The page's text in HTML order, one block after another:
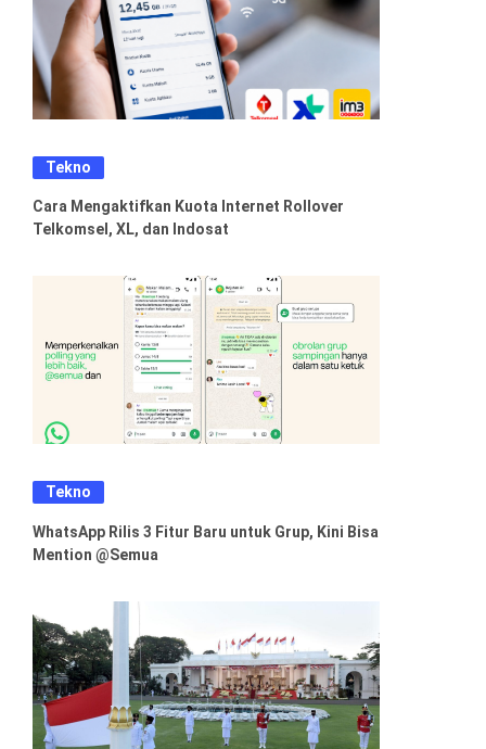
Tekno
Cara Mengaktifkan Kuota Internet Rollover
Telkomsel, XL, dan Indosat
Tekno
WhatsApp Rilis 3 Fitur Baru untuk Grup, Kini Bisa
Mention @Semua